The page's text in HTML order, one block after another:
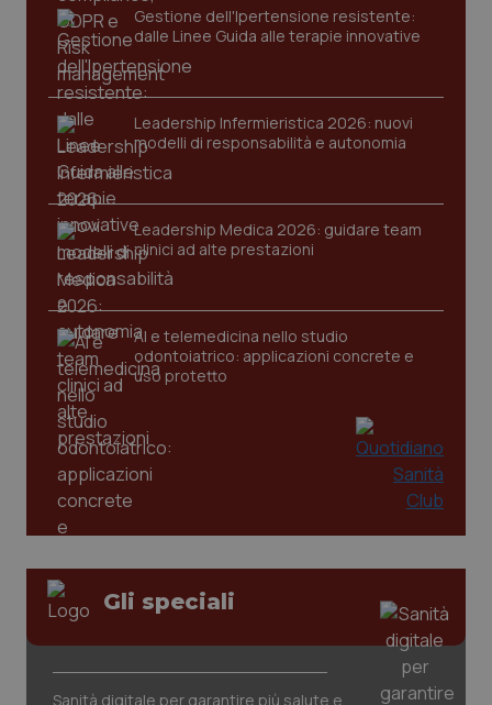
Gestione dell'Ipertensione resistente:
dalle Linee Guida alle terapie innovative
Leadership Infermieristica 2026: nuovi
modelli di responsabilità e autonomia
Leadership Medica 2026: guidare team
clinici ad alte prestazioni
AI e telemedicina nello studio
odontoiatrico: applicazioni concrete e
uso protetto
Gli speciali
Sanità digitale per garantire più salute e
tracking-sites-ironfish-
tracking-enable
www.quotidianosanita.it
tracking-sites-ironfish-
session-id
_ga